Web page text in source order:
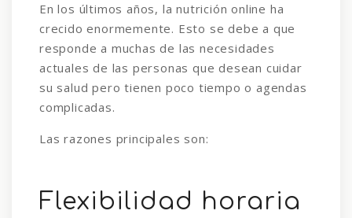
En los últimos años, la nutrición online ha
crecido enormemente. Esto se debe a que
responde a muchas de las necesidades
actuales de las personas que desean cuidar
su salud pero tienen poco tiempo o agendas
complicadas.
Las razones principales son:
Flexibilidad horaria